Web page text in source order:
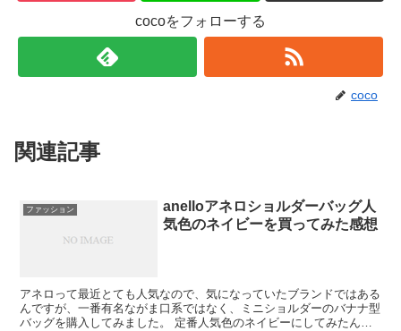
cocoをフォローする
coco
関連記事
ファッション
anelloアネロショルダーバッグ人
気色のネイビーを買ってみた感想
アネロって最近とても人気なので、気になっていたブランドではある
んですが、一番有名ながま口系ではなく、ミニショルダーのバナナ型
バッグを購入してみました。 定番人気色のネイビーにしてみたんで